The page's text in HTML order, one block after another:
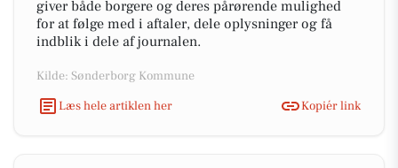
giver både borgere og deres pårørende mulighed
for at følge med i aftaler, dele oplysninger og få
indblik i dele af journalen.
Kilde: Sønderborg Kommune
Læs hele artiklen her
Kopiér link